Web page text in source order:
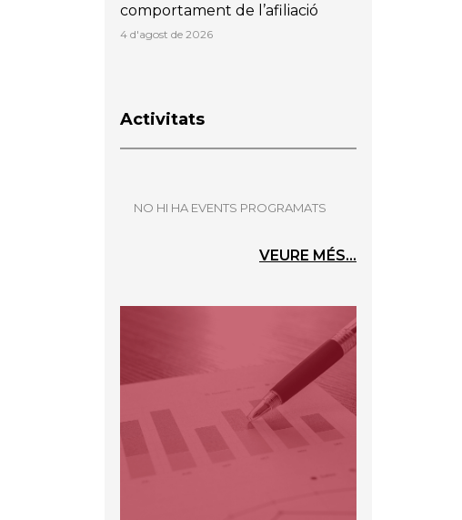
comportament de l’afiliació
4 d'agost de 2026
Activitats
NO HI HA EVENTS PROGRAMATS
VEURE MÉS...